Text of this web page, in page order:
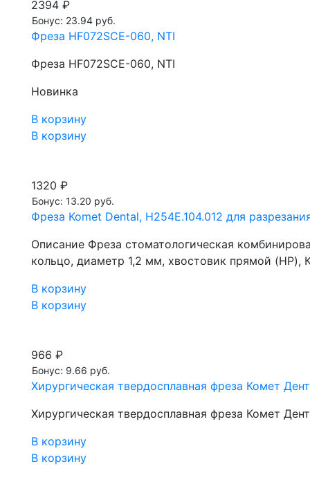
2394 ₽
Бонус: 23.94 руб.
Фреза HF072SCE-060, NTI
Фреза HF072SCE-060, NTI
Новинка
В корзину
В корзину
1320 ₽
Бонус: 13.20 руб.
Фреза Komet Dental, H254E.104.012 для
Описание Фреза стоматологическая
кольцо, диаметр 1,2 мм, хвостовик прямой (HP),
В корзину
В корзину
966 ₽
Бонус: 9.66 руб.
Хирургическая твердосплавная фреза Комет
Хирургическая твердосплавная фреза Комет
В корзину
В корзину